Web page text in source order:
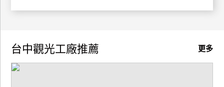
更多
台中觀光工廠推薦